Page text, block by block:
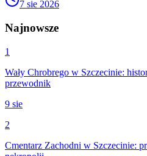
7 sie 2026
Najnowsze
1
Wały Chrobrego w Szczecinie:
przewodnik
9 sie
2
Cmentarz Zachodni w Szczecinie: